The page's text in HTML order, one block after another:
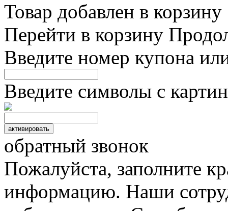
Товар добавлен в корзину
Перейти в корзину
Введите номер купона
Введите символы с
обратный звонок
Пожалуйста, заполните
информацию. Наши